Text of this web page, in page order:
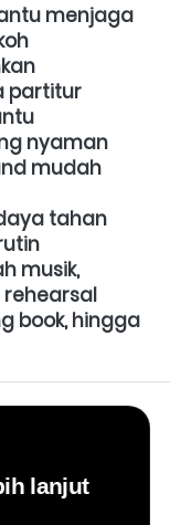
menjaga
partitur
nyaman
mudah
tahan
musik,
rehearsal
book, hingga
lanjut